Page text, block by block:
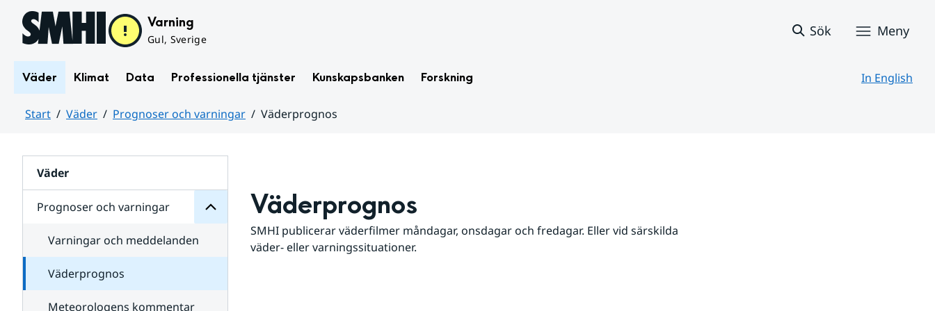
Hoppa till sidans innehåll Varning
Gul, Sverige
Sök Meny
Väder Klimat Data Professionella tjänster Kunskapsbanken Forskning In English
Start Väder Prognoser och varningar
Väderprognos
Väder
Prognoser och varningar
för
varningar
Varningar och meddelanden
Väderprognos
Meteorologens kommentar
Väderprognos
SMHI publicerar väderfilmer måndagar, onsdagar och fredagar. Eller vid särskilda
väder- eller varningssituationer.